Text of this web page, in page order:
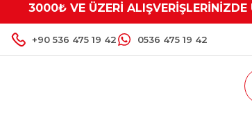
3000₺ VE ÜZERİ
+90 536 475 19 42 0536 475 19 42